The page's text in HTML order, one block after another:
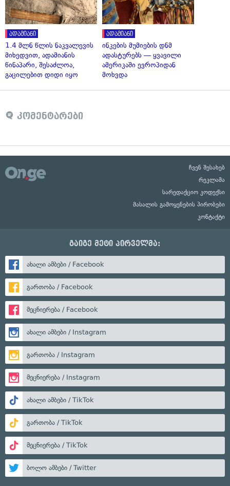
ადამიანი
1.4 მლნ წლის ნაკვალევის
მიხედვით, ადამიანის
წინაპარი, შესაძლოა,
გაცილებით დიდი იყო
ადამიანი
ინკების მუმიების დნმ
ადასტურებს — ყვავილი
ამერიკაში ევროპიდან
მოხვდა
კომენტარები
ჩვენ შესახებ
რეკლამა
სარედაქციო კოდექსი
მასალის გამოყენების პირობები
კონტაქტი
გაიგე მეტი პირველმა:
ახალი ამბები / Facebook
გართობა / Facebook
მეცნიერება / Facebook
ახალი ამბები / Instagram
გართობა / Instagram
მეცნიერება / Instagram
ახალი ამბები / TikTok
გართობა / TikTok
მეცნიერება / TikTok
ბოლო ამბები / Twitter